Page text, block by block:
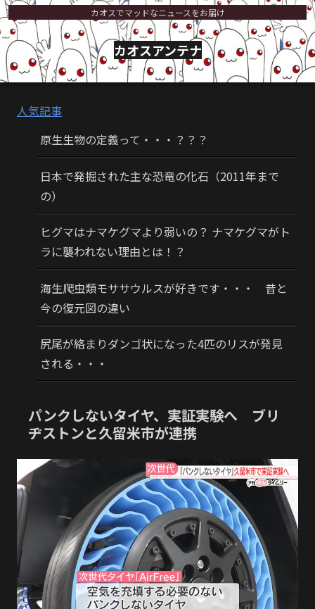
カオスでマッドなニュースをお届け
カオスアンテナ
人気記事
原生生物の定義って・・・？？？
日本で発掘された主な恐竜の化石（2011年まで
の）
ヒグマはナマケグマより弱いの？ ナマケグマがト
ラに襲われない理由とは！？
海生爬虫類モササウルスが好きです・・・ 昔と
今の復元図の違い
尻尾が絡まりダンゴ状になった4匹のリスが発見
される・・・
パンクしないタイヤ、実証実験へ ブリ
ヂストンと久留米市が連携